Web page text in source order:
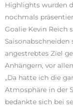
Highlights wurden
nochmals
Goalie Kevin Reich
Saisonabschneiden
angestrebtes Ziel
Anhängern, vor
„Da hatte ich die
Atmosphäre in der
bedankte sich bei